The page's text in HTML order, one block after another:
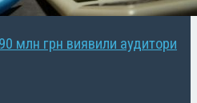
млн грн виявили аудитори